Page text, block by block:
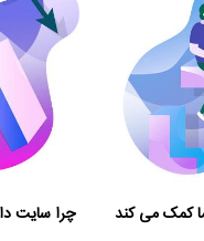
کمک می کند
چرا سایت